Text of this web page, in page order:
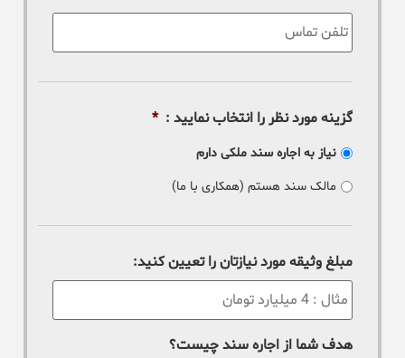
تلفن
تماس
:
*
گزینه مورد نظر را انتخاب نمایید : *
نیاز به اجاره سند ملکی دارم
مالک سند هستم (همکاری با ما)
مبلغ وثیقه مورد نیازتان را تعیین کنید:
هدف شما از اجاره سند چیست؟